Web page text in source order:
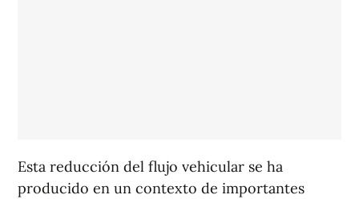
Esta reducción del flujo vehicular se ha
producido en un contexto de importantes